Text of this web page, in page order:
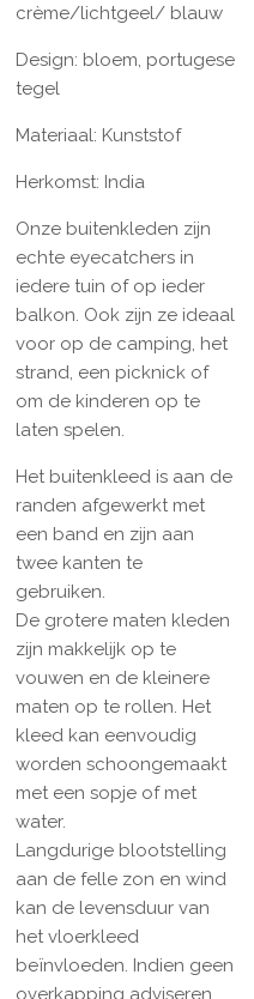
crème/lichtgeel/ blauw
Design: bloem, portugese
tegel
Materiaal: Kunststof
Herkomst: India
Onze buitenkleden zijn
echte eyecatchers in
iedere tuin of op ieder
balkon. Ook zijn ze ideaal
voor op de camping, het
strand, een picknick of
om de kinderen op te
laten spelen.
Het buitenkleed is aan de
randen afgewerkt met
een band en zijn aan
twee kanten te
gebruiken.
De grotere maten kleden
zijn makkelijk op te
vouwen en de kleinere
maten op te rollen. Het
kleed kan eenvoudig
worden schoongemaakt
met een sopje of met
water.
Langdurige blootstelling
aan de felle zon en wind
kan de levensduur van
het vloerkleed
beïnvloeden. Indien geen
overkapping adviseren